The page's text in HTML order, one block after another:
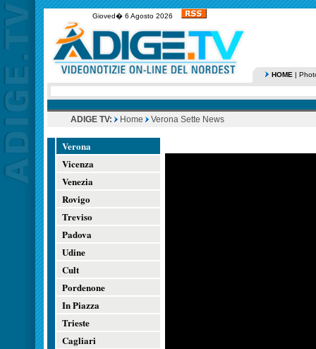
Gioved� 6 Agosto 2026
HOME |
ADIGE TV: Home Verona Sette News
Verona
Vicenza
Venezia
Rovigo
Treviso
Padova
Udine
Cult
Pordenone
In Piazza
Trieste
Cagliari